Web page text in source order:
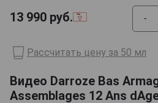
13 990 руб. -
Рассчитать цену за 50 мл
Видео Darroze Bas
Assemblages 12 Ans